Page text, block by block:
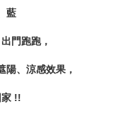
藍
門跑跑，
陽、涼感效果，
家 !!